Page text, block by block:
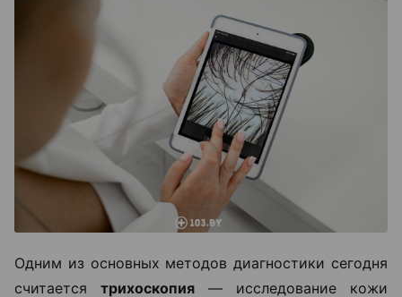
Одним из основных методов диагностики сегодня
считается трихоскопия — исследование кожи